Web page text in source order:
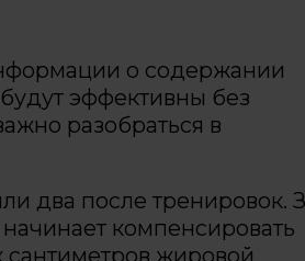
о содержании
эффективны без
разобраться в
два после тренировок.
компенсировать